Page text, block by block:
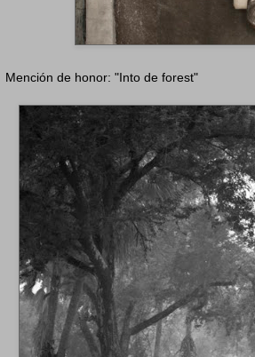
Mención de honor: "Into de forest"